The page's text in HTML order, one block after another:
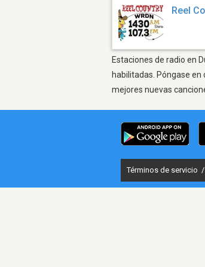
Reel
Estaciones de radio en
habilitadas. Póngase
mejores nuevas
Términos de servicio /